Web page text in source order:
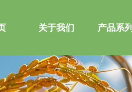
关于我们
关于我们
产品系列
产品系列